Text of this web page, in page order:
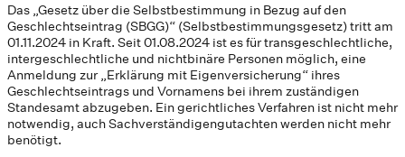
Das „Gesetz über die Selbstbestimmung in Bezug auf den
Geschlechtseintrag (SBGG)“ (Selbstbestimmungsgesetz) tritt am
01.11.2024 in Kraft. Seit 01.08.2024 ist es für transgeschlechtliche,
intergeschlechtliche und nichtbinäre Personen möglich, eine
Anmeldung zur „Erklärung mit Eigenversicherung“ ihres
Geschlechtseintrags und Vornamens bei ihrem zuständigen
Standesamt abzugeben. Ein gerichtliches Verfahren ist nicht mehr
notwendig, auch Sachverständigengutachten werden nicht mehr
benötigt.